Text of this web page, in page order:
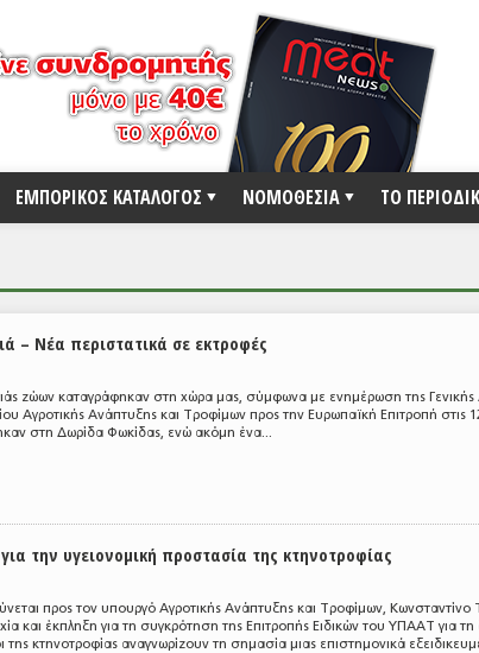
ΕΜΠΟΡΙΚΟΣ ΚΑΤΑΛΟΓΟΣ ΝΟΜΟΘΕΣΙΑ ΤΟ
– Νέα περιστατικά σε εκτροφές
ζώων καταγράφηκαν στη χώρα μας, σύμφωνα με ενημέρωση της
Αγροτικής Ανάπτυξης και Τροφίμων προς την Ευρωπαϊκή Επιτροπή στις
στη Δωρίδα Φωκίδας, ενώ ακόμη ένα...
την υγειονομική προστασία της κτηνοτροφίας
προς τον υπουργό Αγροτικής Ανάπτυξης και Τροφίμων, Κωνσταντίνο
και έκπληξη για τη συγκρότηση της Επιτροπής Ειδικών του ΥΠΑΑΤ για τη
κτηνοτροφίας αναγνωρίζουν τη σημασία μιας επιστημονικά